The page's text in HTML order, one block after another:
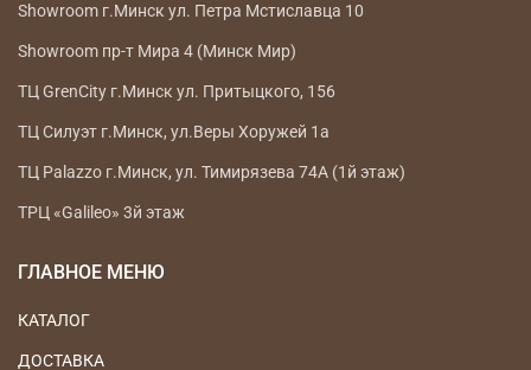
Showroom г.Минск ул. Петра Мстиславца 10
Showroom пр-т Мира 4 (Минск Мир)
ТЦ GrenCity г.Минск ул. Притыцкого, 156
ТЦ Силуэт г.Минск, ул.Веры Хоружей 1а
ТЦ Palazzo г.Минск, ул. Тимирязева 74А (1й этаж)
ТРЦ «Galileo» 3й этаж
ГЛАВНОЕ МЕНЮ
КАТАЛОГ
ДОСТАВКА